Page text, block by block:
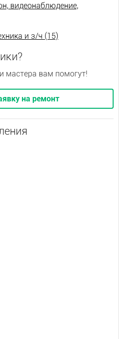
видеонаблюдение,
и з/ч (15)
мастера вам помогут!
на ремонт